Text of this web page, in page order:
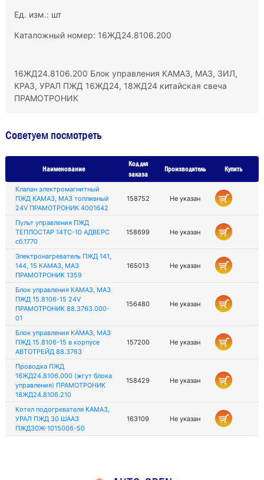
Ед. изм.: шт
Каталожный номер: 16ЖД24.8106.200
16ЖД24.8106.200 Блок управления КАМАЗ, МАЗ, ЗИЛ,
КРАЗ, УРАЛ ПЖД 16ЖД24, 18ЖД24 китайская свеча
ПРАМОТРОНИК
Советуем посмотреть
Наименование
Код для
заказа
Производитель Купить
Клапан электромагнитный
ПЖД КАМАЗ, МАЗ топливный
24V ПРАМОТРОНИК 4001642
158752 Не указан
Пульт управления ПЖД
ТЕПЛОСТАР 14ТС-10 АДВЕРС
сб.1770
158699 Не указан
Электронагреватель ПЖД 141,
144, 15 КАМАЗ, МАЗ
ПРАМОТРОНИК 1359
165013 Не указан
Блок управления КАМАЗ, МАЗ
ПЖД 15.8106-15 24V
ПРАМОТРОНИК 88.3763.000-
01
156480 Не указан
Блок управления КАМАЗ, МАЗ
ПЖД 15.8106-15 в корпусе
АВТОТРЕЙД 88.3763
157200 Не указан
Проводка ПЖД
16ЖД24.8106.000 (жгут блока
управления) ПРАМОТРОНИК
18ЖД24.8106.210
158429 Не указан
Котел подогревателя КАМАЗ,
УРАЛ ПЖД 30 ШААЗ
ПЖД30Ж-1015006-50
163109 Не указан